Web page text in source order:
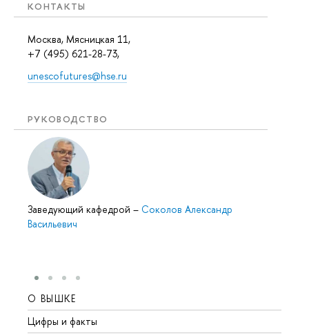
КОНТАКТЫ
Москва, Мясницкая 11,
+7 (495) 621-28-73,
unescofutures@hse.ru
РУКОВОДСТВО
Заведующий кафедрой – Соколов Александр
Васильевич
О ВЫШКЕ
Цифры и факты